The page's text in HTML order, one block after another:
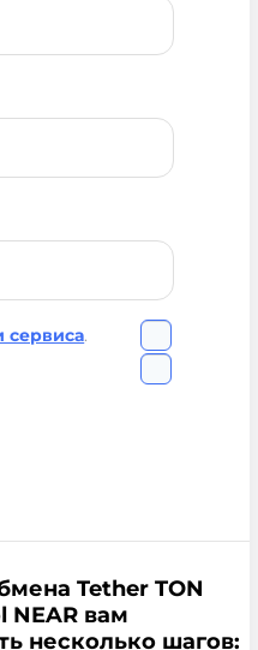
сервиса.
Tether TON
NEAR вам
несколько шагов: